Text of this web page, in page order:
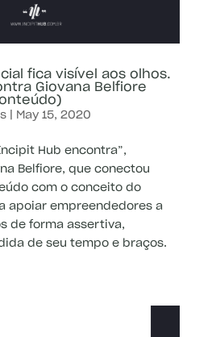
fica visível aos olhos.
Giovana Belfiore
| May 15, 2020
Hub encontra”,
Belfiore, que conectou
com o conceito do
apoiar empreendedores a
de forma assertiva,
de seu tempo e braços.